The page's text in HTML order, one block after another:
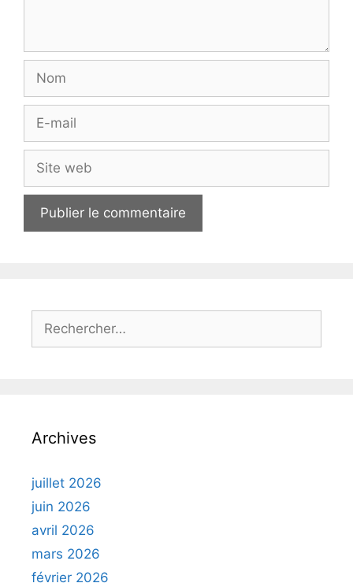
Nom
Site
web
Rechercher :
Archives
juillet 2026
juin 2026
avril 2026
mars 2026
février 2026